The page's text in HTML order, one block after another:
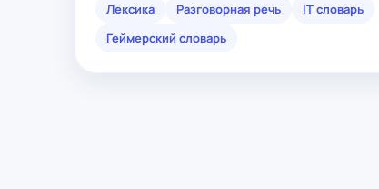
Лексика Разговорная речь
IT словарь
Геймерский словарь